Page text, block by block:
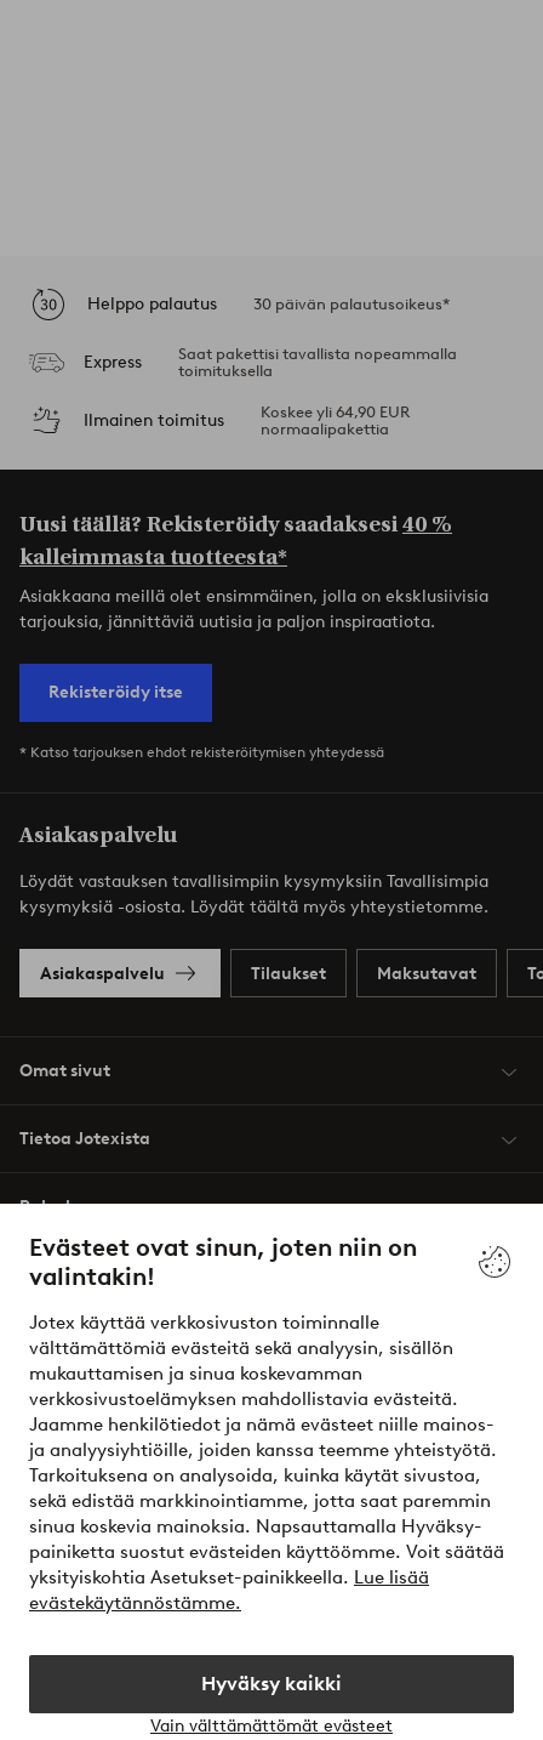
Evästeet ovat sinun, joten niin on
valintakin!
Jotex käyttää verkkosivuston toiminnalle
välttämättömiä evästeitä sekä analyysin, sisällön
mukauttamisen ja sinua koskevamman
verkkosivustoelämyksen mahdollistavia evästeitä.
Jaamme henkilötiedot ja nämä evästeet niille mainos-
ja analyysiyhtiöille, joiden kanssa teemme yhteistyötä.
Tarkoituksena on analysoida, kuinka käytät sivustoa,
sekä edistää markkinointiamme, jotta saat paremmin
sinua koskevia mainoksia. Napsauttamalla Hyväksy-
painiketta suostut evästeiden käyttöömme. Voit säätää
yksityiskohtia Asetukset-painikkeella. Lue lisää
evästekäytännöstämme.
Hyväksy kaikki
Vain välttämättömät evästeet
Helppo palautus 30 päivän palautusoikeus*
Express
Saat pakettisi tavallista nopeammalla
toimituksella
Ilmainen toimitus
Koskee yli 64,90 EUR
normaalipakettia
Uusi täällä? Rekisteröidy saadaksesi40 %
kalleimmasta tuotteesta*
Asiakkaana meillä olet ensimmäinen, jolla on eksklusiivisia
tarjouksia, jännittäviä uutisia ja paljon inspiraatiota.
Rekisteröidy itse
* Katso tarjouksen ehdot rekisteröitymisen yhteydessä
Asiakaspalvelu
Löydät vastauksen tavallisimpiin kysymyksiin Tavallisimpia
kysymyksiä -osiosta. Löydät täältä myös yhteystietomme.
Asiakaspalvelu Tilaukset Maksutavat
Omat sivut
Tietoa Jotexista
Palvelumme
Ehdot
Ystävät
Turvalliset maksut – maksa nyt tai erissä
Haluatko tietää lisää maksuvaihtoehdoistamme?
elpy